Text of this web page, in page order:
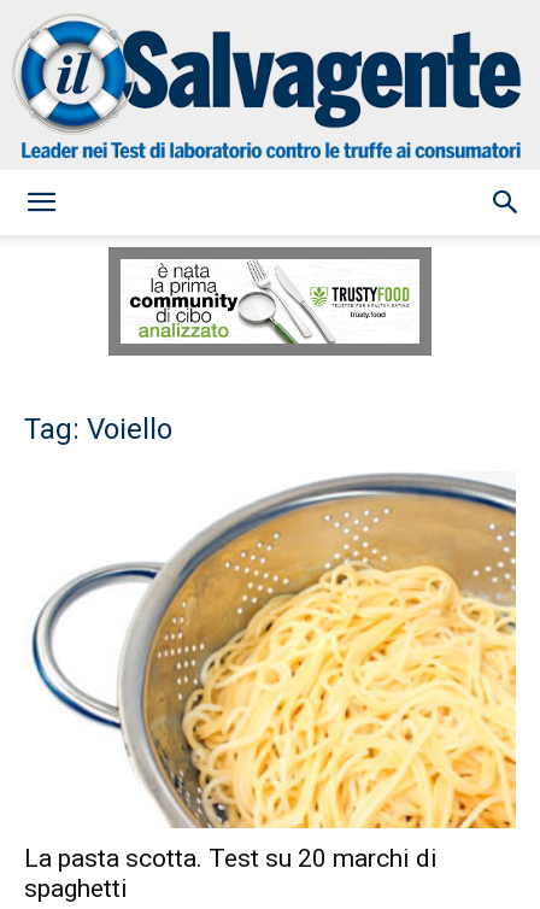
Salvagente
Tag: Voiello
La pasta scotta. Test su 20 marchi di
spaghetti